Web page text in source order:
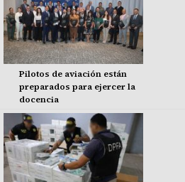
Pilotos de aviación están
preparados para ejercer la
docencia